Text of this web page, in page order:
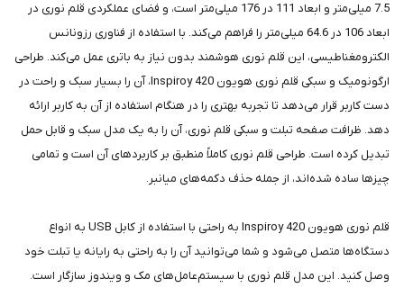
7.5 میلی‌متر و ابعاد 111 در 176 میلی‌متر است، و فضای عملکردی قلم نوری در
ابعاد 106 در 64.6 میلی‌متر را فراهم می‌کند. با استفاده از فناوری رزونانس
الکترومغناطیسی، این قلم نوری هوشمند بدون نیاز به باتری عمل می‌کند. طراحی
ارگونومیک و سبکی قلم نوری هویون Inspiroy 420، آن را بسیار سبک و راحت در
دست کاربر قرار می‌دهد تا تجربه بهتری را در هنگام استفاده از آن به کاربر ارائه
دهد. ظرافت صفحه تبلت و سبکی قلم نوری، آن را به یک مدل سبک و قابل حمل
تبدیل کرده است. طراحی قلم نوری کاملاً منطبق بر کاربردهای آن است و تمامی
چیزها ساده شده‌اند، از جمله حذف دکمه‌های میانبر.
قلم نوری هویون Inspiroy 420 به راحتی با استفاده از کابل USB به انواع
دستگاه‌ها متصل می‌شود و شما می‌توانید آن را به راحتی به رایانه یا تبلت خود
وصل کنید. این مدل قلم نوری با سیستم‌عامل‌های مک و ویندوز سازگار است.